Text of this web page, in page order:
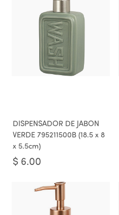
DISPENSADOR DE JABON
VERDE 795211500B (18.5 x 8
x 5.5cm)
$ 6.00